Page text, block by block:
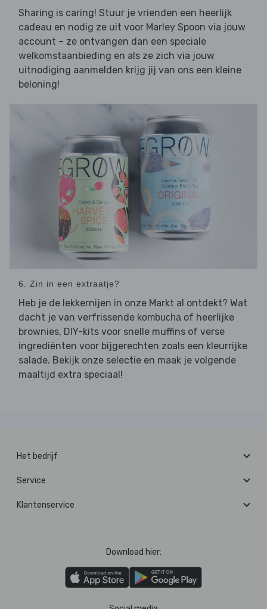
Sharing is caring! Stuur je vrienden een heerlijk
cadeau en nodig ze uit voor Marley Spoon via jouw
account – ze ontvangen dan een speciale
welkomstaanbieding en als ze zich via jouw
uitnodiging aanmelden krijg jij van ons een kleine
beloning!
6. Zin in een extraatje?
Heb je de lekkernijen in onze Markt al ontdekt? Wat
dacht je van verfrissende kombucha of heerlijke
brownies, DIY-kits voor snelle muffins of verse
ingrediënten voor bijgerechten zoals een kleurrijke
salade. Bekijk onze selectie en maak je volgende
maaltijd extra speciaal!
Het bedrijf
Service
Klantenservice
Download hier: